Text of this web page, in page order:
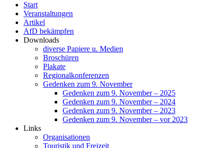
Start
Veranstaltungen
Artikel
AfD bekämpfen
Downloads
diverse Papiere u. Medien
Broschüren
Plakate
Regionalkonferenzen
Gedenken zum 9. November
Gedenken zum 9. November – 2025
Gedenken zum 9. November – 2024
Gedenken zum 9. November – 2023
Gedenken zum 9. November – vor 2023
Links
Organisationen
Touristik und Freizeit